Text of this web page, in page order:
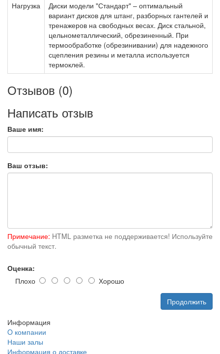
Нагрузка
Диски модели "Стандарт" – оптимальный
вариант дисков для штанг, разборных гантелей и
тренажеров на свободных весах. Диск стальной,
цельнометаллический, обрезиненный. При
термообработке (обрезинивании) для надежного
сцепления резины и металла используется
термоклей.
Отзывов (0)
Написать отзыв
Ваше имя:
Ваш отзыв:
Примечание: HTML разметка не поддерживается! Используйте
обычный текст.
Оценка:
Плохо
Хорошо
Продолжить
Информация
O компании
Наши залы
Информация о доставке